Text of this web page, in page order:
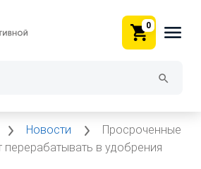
0
Новости
Просроченные
перерабатывать в удобрения